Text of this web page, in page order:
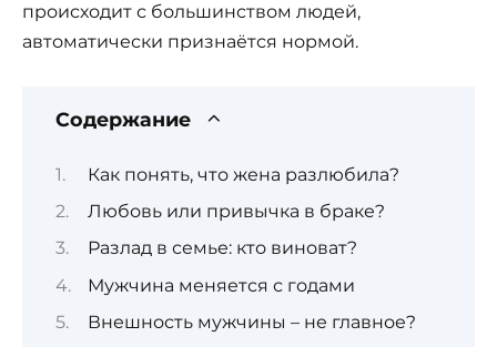
происходит с большинством людей,
автоматически признаётся нормой.
Содержание
Как понять, что жена разлюбила?
Любовь или привычка в браке?
Разлад в семье: кто виноват?
Мужчина меняется с годами
Внешность мужчины – не главное?